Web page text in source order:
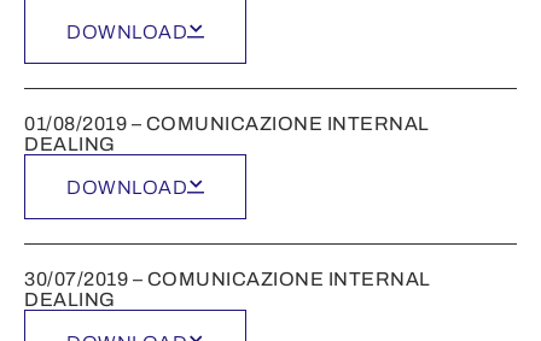
DOWNLOAD
01/08/2019 – COMUNICAZIONE INTERNAL
DEALING
DOWNLOAD
30/07/2019 – COMUNICAZIONE INTERNAL
DEALING